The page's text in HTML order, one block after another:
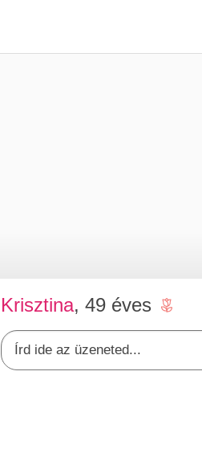
Krisztina, 49 éves